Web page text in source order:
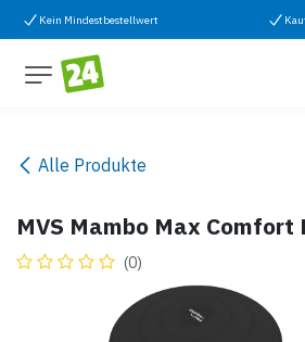
Zum Inhalt springen
Kein Mindestbestellwert
Alle Produkte
MVS Mambo Max Comfort
(0)